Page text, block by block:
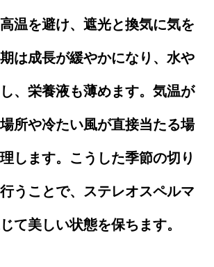
温を避け、遮光と換気に気を
は成長が緩やかになり、水や
、栄養液も薄めます。気温が
所や冷たい風が直接当たる場
します。こうした季節の切り
うことで、ステレオスペルマ
て美しい状態を保ちます。